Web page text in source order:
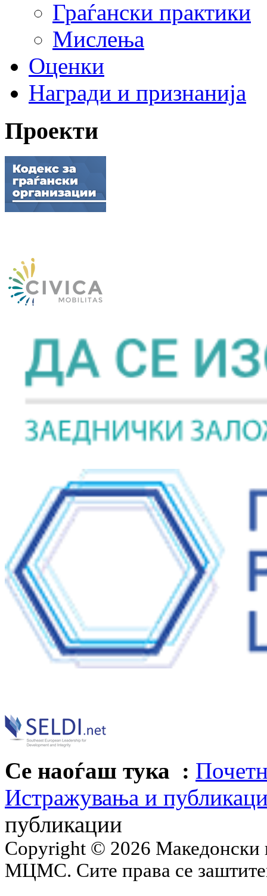
Граѓански практики
Мислења
Оценки
Награди и признанија
Проекти
Се наоѓаш тука :
Истражувања и
публикации
Copyright © 2026 Македонски
МЦМС. Сите права се